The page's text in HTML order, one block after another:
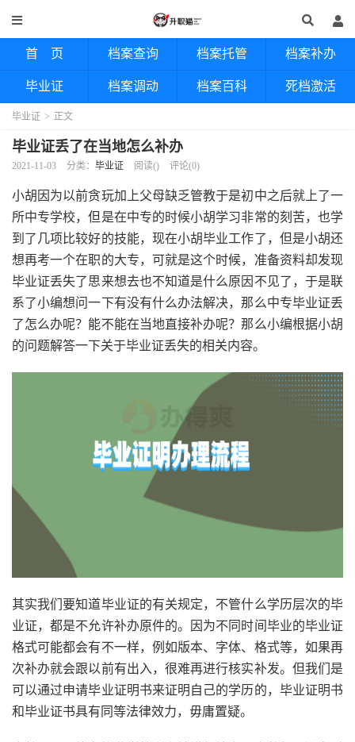
首 页 档案查询 档案托管 档案补办
毕业证 档案调动 档案百科 死档激活
毕业证 > 正文
毕业证丢了在当地怎么补办
2021-11-03 分类： 毕业证 阅读() 评论(0)
小胡因为以前贪玩加上父母缺乏管教于是初中之后就上了一
所中专学校，但是在中专的时候小胡学习非常的刻苦，也学
到了几项比较好的技能，现在小胡毕业工作了，但是小胡还
想再考一个在职的大专，可就是这个时候，准备资料却发现
毕业证丢失了思来想去也不知道是什么原因不见了，于是联
系了小编想问一下有没有什么办法解决，那么中专毕业证丢
了怎么办呢？能不能在当地直接补办呢？那么小编根据小胡
的问题解答一下关于毕业证丢失的相关内容。
其实我们要知道毕业证的有关规定，不管什么学历层次的毕
业证，都是不允许补办原件的。因为不同时间毕业的毕业证
格式可能都会有不一样，例如版本、字体、格式等，如果再
次补办就会跟以前有出入，很难再进行核实补发。但我们是
可以通过申请毕业证明书来证明自己的学历的，毕业证明书
和毕业证书具有同等法律效力，毋庸置疑。